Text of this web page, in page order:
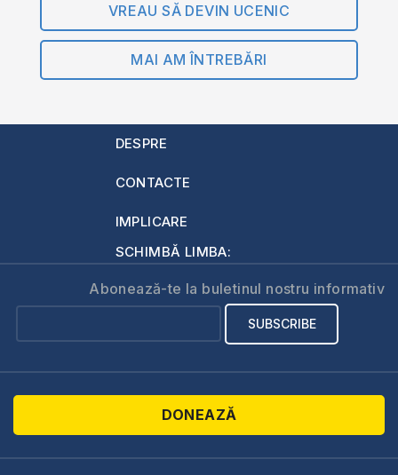
VREAU SĂ DEVIN UCENIC
MAI AM ÎNTREBĂRI
DESPRE
CONTACTE
IMPLICARE
SCHIMBĂ LIMBA:
Abonează-te la buletinul nostru informativ
DONEAZĂ